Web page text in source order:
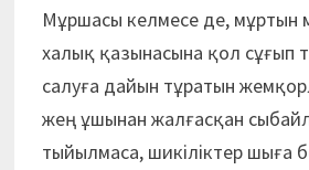
Мұршасы келмесе де, мұртын
халық қазынасына қол сұғып
салуға дайын тұратын
жең ұшынан жалғасқан
тыйылмаса, шикіліктер шыға